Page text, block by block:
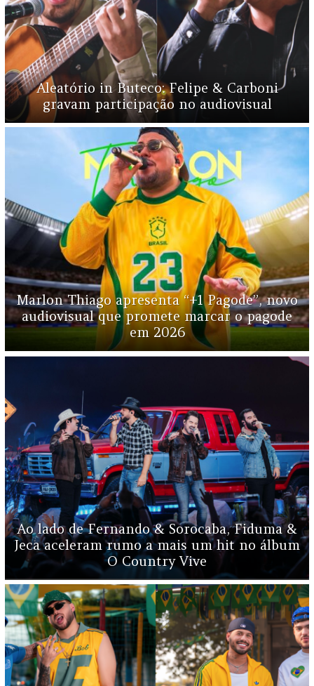
Aleatório in Buteco: Felipe & Carboni
gravam participação no audiovisual
Marlon Thiago apresenta “+1 Pagode”, novo
audiovisual que promete marcar o pagode
em 2026
Ao lado de Fernando & Sorocaba, Fiduma &
Jeca aceleram rumo a mais um hit no álbum
O Country Vive